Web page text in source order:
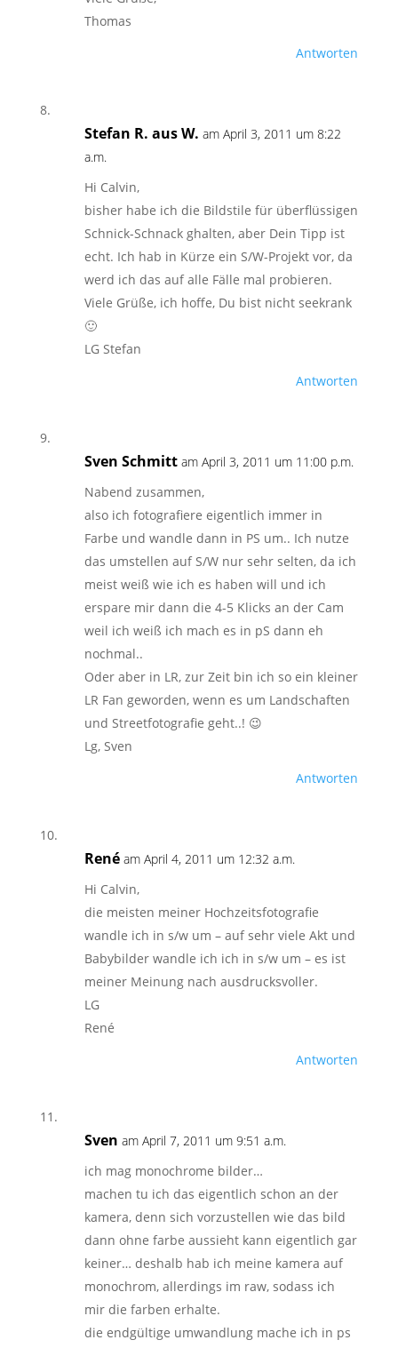
Thomas
Antworten
Stefan R. aus W. am April 3, 2011 um 8:22
a.m.
Hi Calvin,
bisher habe ich die Bildstile für überflüssigen
Schnick-Schnack ghalten, aber Dein Tipp ist
echt. Ich hab in Kürze ein S/W-Projekt vor, da
werd ich das auf alle Fälle mal probieren.
Viele Grüße, ich hoffe, Du bist nicht seekrank
🙂
LG Stefan
Antworten
Sven Schmitt am April 3, 2011 um 11:00 p.m.
Nabend zusammen,
also ich fotografiere eigentlich immer in
Farbe und wandle dann in PS um.. Ich nutze
das umstellen auf S/W nur sehr selten, da ich
meist weiß wie ich es haben will und ich
erspare mir dann die 4-5 Klicks an der Cam
weil ich weiß ich mach es in pS dann eh
nochmal..
Oder aber in LR, zur Zeit bin ich so ein kleiner
LR Fan geworden, wenn es um Landschaften
und Streetfotografie geht..! 😉
Lg, Sven
Antworten
René am April 4, 2011 um 12:32 a.m.
Hi Calvin,
die meisten meiner Hochzeitsfotografie
wandle ich in s/w um – auf sehr viele Akt und
Babybilder wandle ich ich in s/w um – es ist
meiner Meinung nach ausdrucksvoller.
LG
René
Antworten
Sven am April 7, 2011 um 9:51 a.m.
ich mag monochrome bilder…
machen tu ich das eigentlich schon an der
kamera, denn sich vorzustellen wie das bild
dann ohne farbe aussieht kann eigentlich gar
keiner… deshalb hab ich meine kamera auf
monochrom, allerdings im raw, sodass ich
mir die farben erhalte.
die endgültige umwandlung mache ich in ps